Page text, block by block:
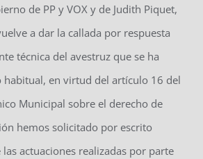
de PP y VOX y de Judith Piquet,
a dar la callada por respuesta
técnica del avestruz que se ha
habitual, en virtud del artículo 16 del
Municipal sobre el derecho de
hemos solicitado por escrito
actuaciones realizadas por parte